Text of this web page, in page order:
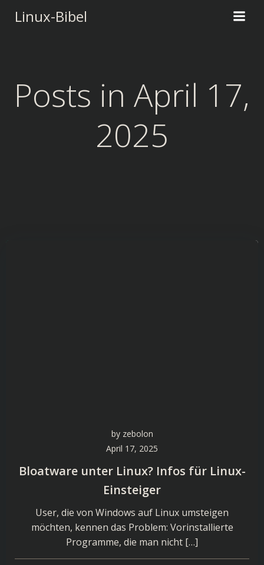
Linux-Bibel
Posts in April 17,
2025
by zebolon
April 17, 2025
Bloatware unter Linux? Infos für Linux-
Einsteiger
User, die von Windows auf Linux umsteigen
möchten, kennen das Problem: Vorinstallierte
Programme, die man nicht […]